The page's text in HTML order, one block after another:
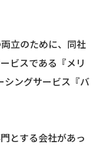
立のために、同社
ビスである『メリ
シングサービス『バ
とする会社があっ